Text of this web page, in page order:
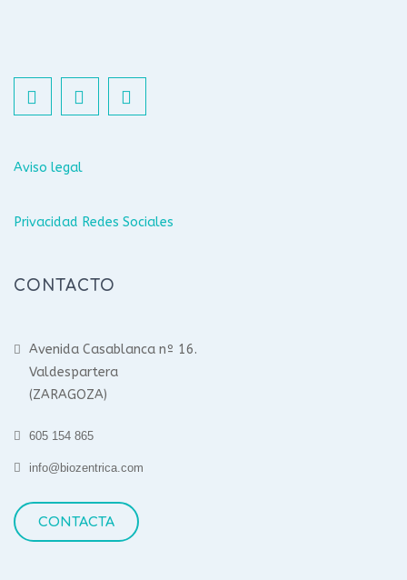
Aviso legal
Privacidad Redes Sociales
CONTACTO
Avenida Casablanca nº 16.
Valdespartera
(ZARAGOZA)
605 154 865
info@biozentrica.com
CONTACTA